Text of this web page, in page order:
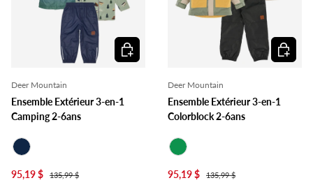
Deer Mountain
Ensemble Extérieur 3-en-1
Camping 2-6ans
95,19 $
135,99 $
Choisir les options
Deer Mountain
Ensemble Extérieur 3-en-1
Colorblock 2-6ans
95,19 $
135,99 $
Choisir